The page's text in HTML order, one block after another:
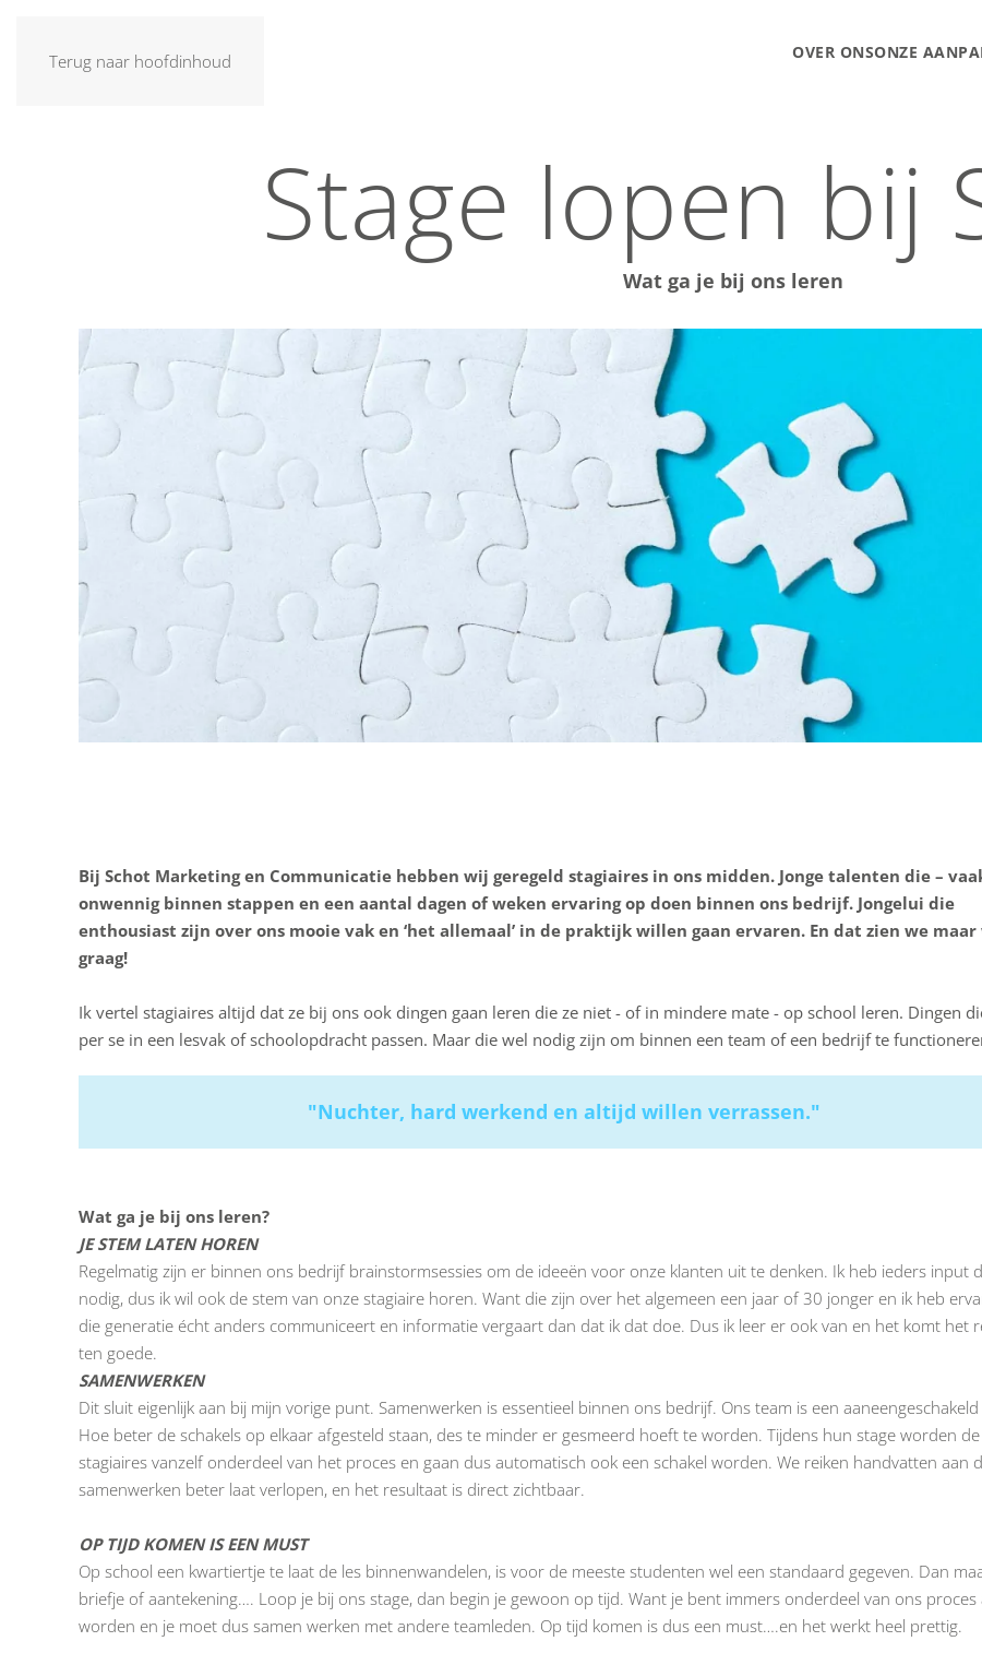
Terug naar hoofdinhoud OVER ONSONZE
Stage lopen bij
Wat ga je bij ons leren
Bij Schot Marketing en Communicatie hebben wij geregeld stagiaires in ons midden. Jonge talenten die –
onwennig binnen stappen en een aantal dagen of weken ervaring op doen binnen ons bedrijf. Jongelui die
enthousiast zijn over ons mooie vak en ‘het allemaal’ in de praktijk willen gaan ervaren. En dat zien we maar
graag!
Ik vertel stagiaires altijd dat ze bij ons ook dingen gaan leren die ze niet - of in mindere mate - op school leren. Dingen
per se in een lesvak of schoolopdracht passen. Maar die wel nodig zijn om binnen een team of een bedrijf te
"Nuchter, hard werkend en altijd willen verrassen."
Wat ga je bij ons leren?
JE STEM LATEN HOREN
Regelmatig zijn er binnen ons bedrijf brainstormsessies om de ideeën voor onze klanten uit te denken. Ik heb ieders input
nodig, dus ik wil ook de stem van onze stagiaire horen. Want die zijn over het algemeen een jaar of 30 jonger en ik heb
die generatie écht anders communiceert en informatie vergaart dan dat ik dat doe. Dus ik leer er ook van en het komt het
ten goede.
SAMENWERKEN
Dit sluit eigenlijk aan bij mijn vorige punt. Samenwerken is essentieel binnen ons bedrijf. Ons team is een
Hoe beter de schakels op elkaar afgesteld staan, des te minder er gesmeerd hoeft te worden. Tijdens hun stage worden de
stagiaires vanzelf onderdeel van het proces en gaan dus automatisch ook een schakel worden. We reiken handvatten aan
samenwerken beter laat verlopen, en het resultaat is direct zichtbaar.
OP TIJD KOMEN IS EEN MUST
Op school een kwartiertje te laat de les binnenwandelen, is voor de meeste studenten wel een standaard gegeven. Dan
briefje of aantekening…. Loop je bij ons stage, dan begin je gewoon op tijd. Want je bent immers onderdeel van ons proces
worden en je moet dus samen werken met andere teamleden. Op tijd komen is dus een must….en het werkt heel prettig.